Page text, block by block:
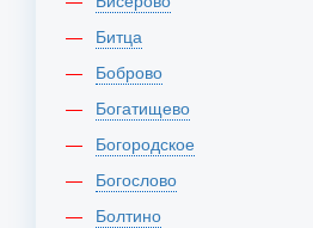
Битца
Боброво
Богатищево
Богородское
Богослово
Болтино